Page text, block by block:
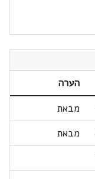
הערה
מבאת
מבאת